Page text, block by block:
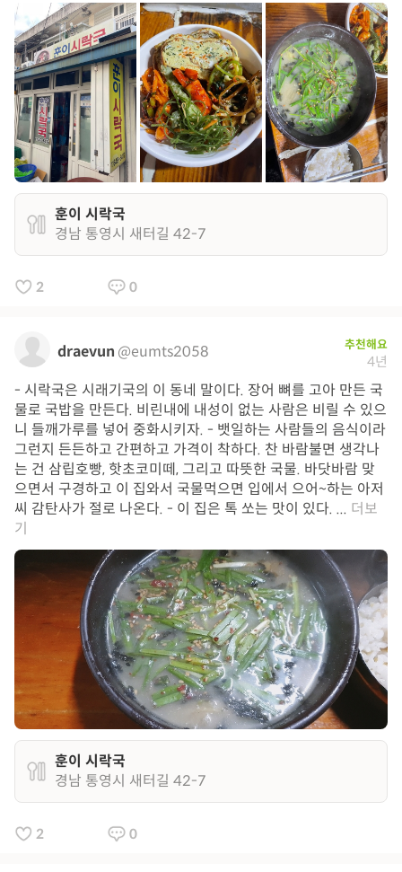
훈이 시락국
경남 통영시 새터길 42-7
2 0
draevun @eumts2058 추천해요
4년
- 시락국은 시래기국의 이 동네 말이다. 장어 뼈를 고아 만든 국
물로 국밥을 만든다. 비린내에 내성이 없는 사람은 비릴 수 있으
니 들깨가루를 넣어 중화시키자. - 뱃일하는 사람들의 음식이라
그런지 든든하고 간편하고 가격이 착하다. 찬 바람불면 생각나
는 건 삼립호빵, 핫초코미떼, 그리고 따뜻한 국물. 바닷바람 맞
으면서 구경하고 이 집와서 국물먹으면 입에서 으어~하는 아저
씨 감탄사가 절로 나온다. - 이 집은 톡 쏘는 맛이 있다. ... 더보
기
훈이 시락국
경남 통영시 새터길 42-7
2 0